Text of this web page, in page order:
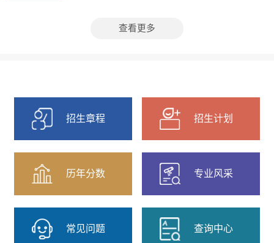
线340分）物理类005组录取最低分：484分
取最低分：509分（本科批分数线435分）物理
459分）物理类101组录取最低分：539分（本
科批分数线419分）...
查看更多
招生章程 招生计划
历年分数 专业风采
常见问题 查询中心